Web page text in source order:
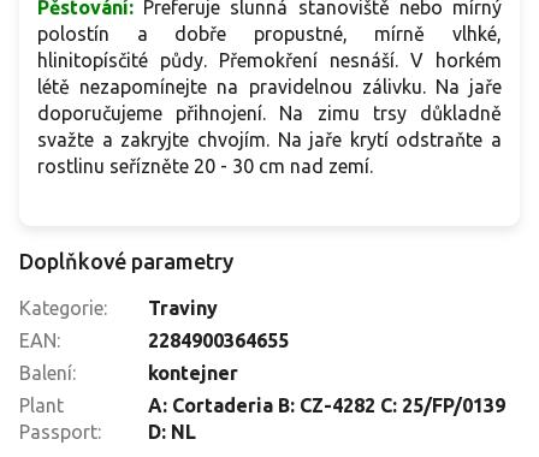
Pěstování: Preferuje slunná stanoviště nebo mírný
polostín a dobře propustné, mírně vlhké,
hlinitopísčité půdy. Přemokření nesnáší. V horkém
létě nezapomínejte na pravidelnou zálivku. Na jaře
doporučujeme přihnojení. Na zimu trsy důkladně
svažte a zakryjte chvojím. Na jaře krytí odstraňte a
rostlinu seřízněte 20 - 30 cm nad zemí.
Doplňkové parametry
Kategorie:
Traviny
EAN:
2284900364655
Balení:
kontejner
Plant
Passport:
A: Cortaderia B: CZ-4282 C: 25/FP/0139
D: NL